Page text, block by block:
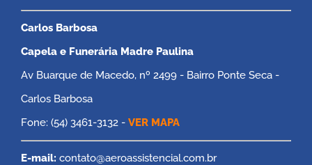
Carlos Barbosa
Capela e Funerária Madre Paulina
Av Buarque de Macedo, nº 2499 - Bairro Ponte Seca -
Carlos Barbosa
Fone: (54) 3461-3132 - VER MAPA
E-mail: contato@aeroassistencial.com.br